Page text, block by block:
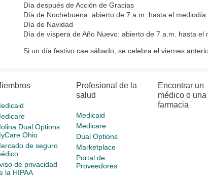
Día después de Acción de Gracias
Día de Nochebuena: abierto de 7 a.m. hasta el mediodía
Día de Navidad
Día de víspera de Año Nuevo: abierto de 7 a.m. hasta el
Si un día festivo cae sábado, se celebra el viernes
Dual Options
Ohio
de seguro
de privacidad
la HIPAA
Profesional de la
salud
Medicaid
Medicare
Dual Options
Marketplace
Portal de
Proveedores
Encontrar un
médico o una
farmacia